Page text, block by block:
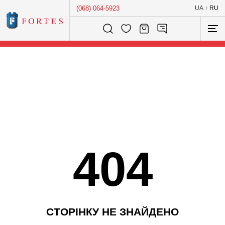
(068) 064-5923 UA / RU
Розумний пошук...
404
СТОРІНКУ НЕ ЗНАЙДЕНО